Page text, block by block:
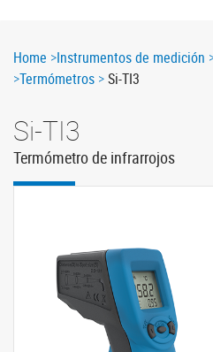
Breadcrumb
Home Instrumentos de medición
Termómetros
Si-TI3
Si-TI3
Termómetro de infrarrojos